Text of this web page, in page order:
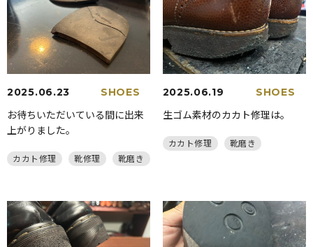
2025.06.23 SHOES
お待ちいただいている間に出来
上がりました。
カカト修理 靴修理 靴磨き
2025.06.19 SHOES
生ゴム素材のカカト修理は。
カカト修理 靴磨き